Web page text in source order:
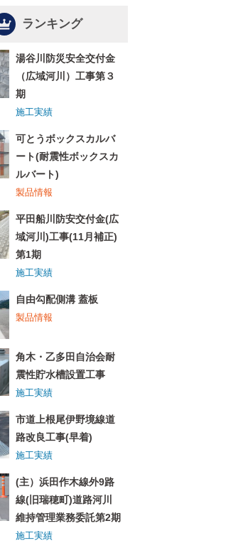
ランキング
湯谷川防災安全交付金
（広域河川）工事第３
期
施工実績
可とうボックスカルバ
ート(耐震性ボックスカ
ルバート)
製品情報
平田船川防安交付金(広
域河川)工事(11月補正)
第1期
施工実績
自由勾配側溝 蓋板
製品情報
角木・乙多田自治会耐
震性貯水槽設置工事
施工実績
市道上根尾伊野境線道
路改良工事(早着)
施工実績
(主）浜田作木線外9路
線(旧瑞穂町)道路河川
維持管理業務委託第2期
施工実績